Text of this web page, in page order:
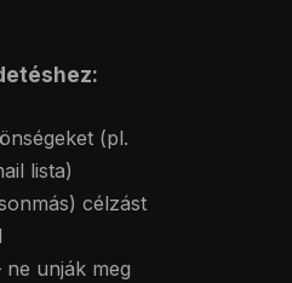
(pl.
lista)
célzást
unják meg